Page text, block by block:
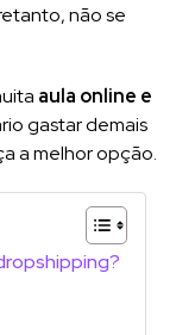
não se
aula online e
gastar demais
a melhor opção.